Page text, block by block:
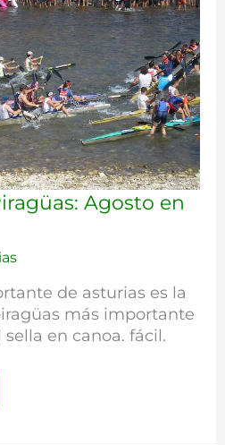
Agosto en
de asturias es la
más importante
en canoa. fácil.